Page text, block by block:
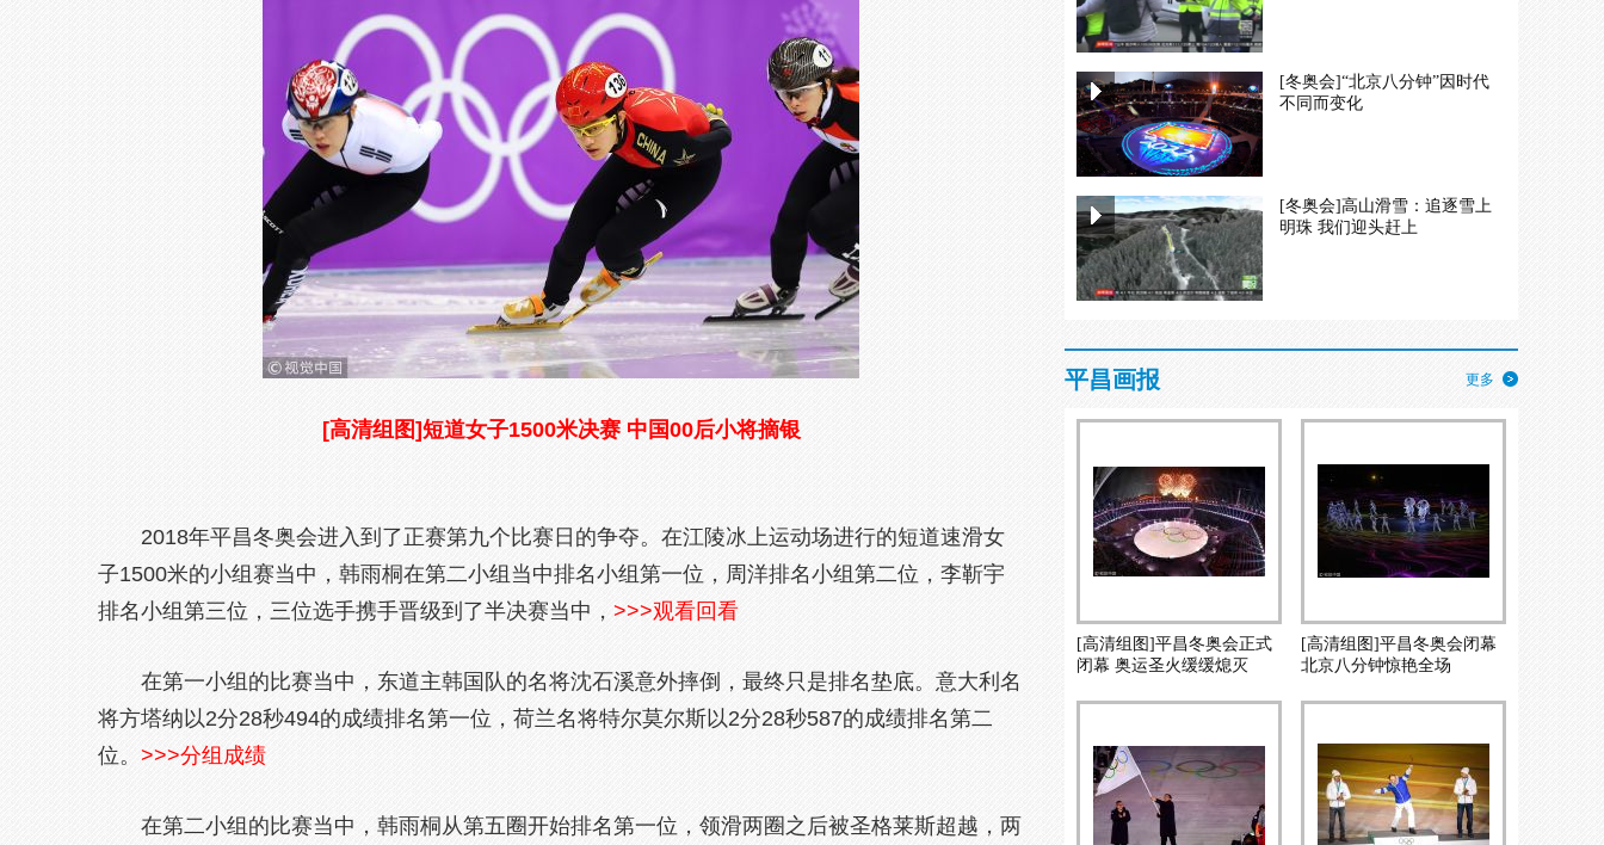
[高清组图]短道女子1500米决赛 中国00后小将摘银
2018年平昌冬奥会进入到了正赛第九个比赛日的争夺。在江陵冰上运动场进行的短道速滑女
子1500米的小组赛当中，韩雨桐在第二小组当中排名小组第一位，周洋排名小组第二位，李靳宇
排名小组第三位，三位选手携手晋级到了半决赛当中， >>>观看回看
在第一小组的比赛当中，东道主韩国队的名将沈石溪意外摔倒，最终只是排名垫底。意大利名
将方塔纳以2分28秒494的成绩排名第一位，荷兰名将特尔莫尔斯以2分28秒587的成绩排名第二
位。 >>>分组成绩
在第二小组的比赛当中，韩雨桐从第五圈开始排名第一位，领滑两圈之后被圣格莱斯超越，两
[冬奥会]“北京八分钟”因时代
不同而变化
[冬奥会]高山滑雪：追逐雪上
明珠 我们迎头赶上
平昌画报 更多
[高清组图]平昌冬奥会正式
闭幕 奥运圣火缓缓熄灭
[高清组图]平昌冬奥会闭幕
北京八分钟惊艳全场